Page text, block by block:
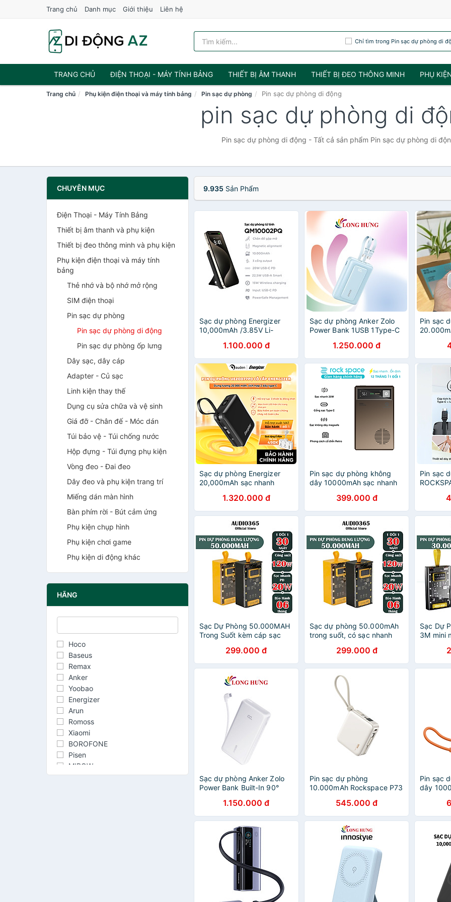
Trang chủ Danh mục Giới thiệu Liên hệ
Chỉ tìm trong Pin sạc dự phòng di
TRANG CHỦ ĐIỆN THOẠI - MÁY TÍNH BẢNG THIẾT BỊ ÂM THANH THIẾT BỊ ĐEO THÔNG MINH PHỤ
Trang chủ Phụ kiện điện thoại và máy tính bảng Pin sạc dự phòng Pin sạc dự phòng di động
pin sạc dự phòng di
Pin sạc dự phòng di động - Tất cả sản phẩm Pin sạc dự phòng di
CHUYÊN MỤC
Điện Thoại - Máy Tính Bảng
Thiết bị âm thanh và phụ kiện
Thiết bị đeo thông minh và phụ kiện
Phụ kiện điện thoại và máy tính
bảng
Thẻ nhớ và bộ nhớ mở rộng
SIM điện thoại
Pin sạc dự phòng
Pin sạc dự phòng di động
Pin sạc dự phòng ốp lưng
Dây sạc, dây cáp
Adapter - Củ sạc
Linh kiện thay thế
Dụng cụ sửa chữa và vệ sinh
Giá đỡ - Chân đế - Móc dán
Túi bảo vệ - Túi chống nước
Hộp đựng - Túi đựng phụ kiện
Vòng đeo - Đai đeo
Dây đeo và phụ kiện trang trí
Miếng dán màn hình
Bàn phím rời - Bút cảm ứng
Phụ kiện chụp hình
Phụ kiện chơi game
Phụ kiện di động khác
HÃNG
Hoco
Baseus
Remax
Anker
Yoobao
Energizer
Arun
Romoss
Xiaomi
BOROFONE
Pisen
MIPOW
RAVPower
9.935 Sản Phẩm
Sạc dự phòng Energizer
10,000mAh /3.85V Li-
20W QM10002PQBK -
Hàng chính hãng
1.100.000 đ
Sạc dự phòng Anker Zolo
Power Bank 1USB 1Type-C
Hàng chính hãng
1.250.000 đ
Pin sạc
Nhanh -
Chính
Sạc dự phòng Energizer
20,000mAh sạc nhanh
bị, tích hợp 2 dây type C -
Hàng chính hãng
1.320.000 đ
Pin sạc dự phòng không
dây 10000mAh sạc nhanh
Magnetic Wireless - hàng
chính hãng bảo hành 12
tháng
399.000 đ
Pin sạc
22,5W
hàng
12 tháng
Sạc Dự Phòng 50.000MAH
Trong Suốt kèm cáp sạc
cáp sạc, làm đèn ngủ -
FTAKY Hàng Nhập Khẩu
299.000 đ
Sạc dự phòng 50.000mAh
trong suốt, có sạc nhanh
tích hợp đèn ngủ - FTAKY
Hàng Nhập Khẩu
299.000 đ
Sạc Dự
3M mini
hợp
Hàng
Sạc dự phòng Anker Zolo
Power Bank Built-In 90°
20000mAh A110E - Hàng
chính hãng
1.150.000 đ
Pin sạc dự phòng
10.000mAh Rockspace P73
hợp 2 cáp đi kèm - Hàng
chính hãng bảo hành 12
tháng
545.000 đ
Pin sạc
dây
Pro sạc
cáp -
hàng 12